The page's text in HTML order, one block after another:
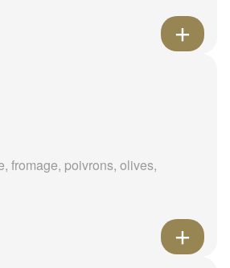
fromage, poivrons, olives,